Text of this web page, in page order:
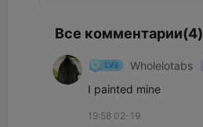
Все комментарии(4)
Wholelotabs
I painted mine
19:58 02-19